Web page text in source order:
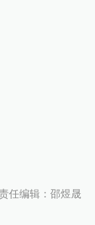
任编辑：邵煜晟